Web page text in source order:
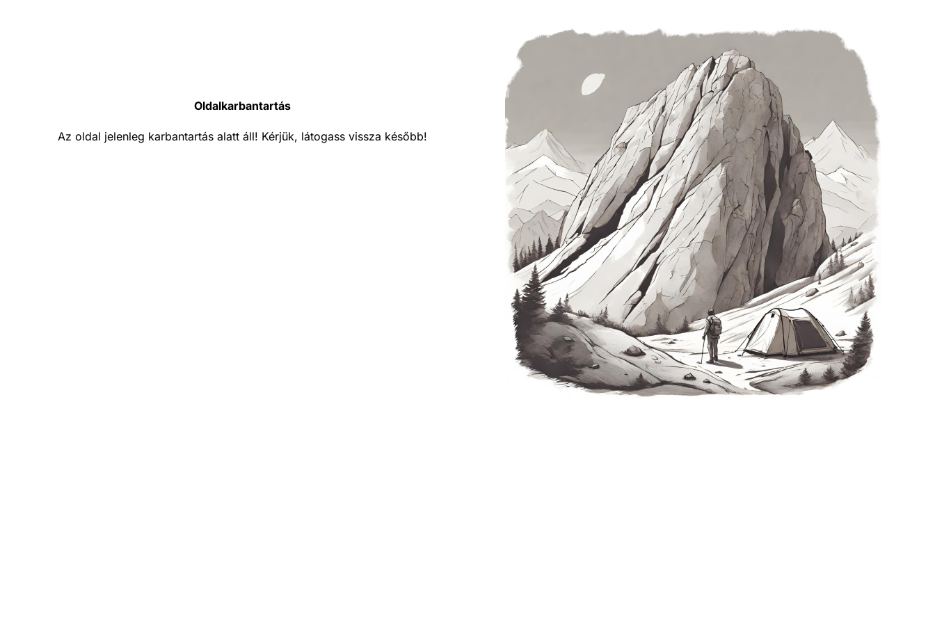
Oldalkarbantartás
Az oldal jelenleg karbantartás alatt áll! Kérjük, látogass vissza később!